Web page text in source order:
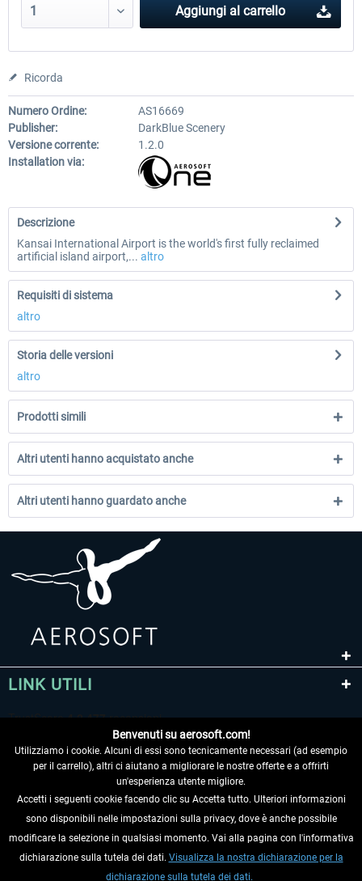
Aggiungi al carrello
Ricorda
Numero Ordine:
AS16669
Publisher:
DarkBlue Scenery
Versione corrente:
1.2.0
Installation via:
Descrizione
Kansai International Airport is the world's first fully reclaimed
artificial island airport,... altro
Requisiti di sistema
altro
Storia delle versioni
altro
Prodotti simili
Altri utenti hanno acquistato anche
Altri utenti hanno guardato anche
LINK UTILI
RECEDERE DAL CONTRATTO
INFORMAZIONI
Benvenuti su aerosoft.com!
Utilizziamo i cookie. Alcuni di essi sono tecnicamente necessari (ad esempio
per il carrello), altri ci aiutano a migliorare le nostre offerte e a offrirti
un'esperienza utente migliore.
Accetti i seguenti cookie facendo clic su Accetta tutto. Ulteriori informazioni
sono disponibili nelle impostazioni sulla privacy, dove è anche possibile
modificare la selezione in qualsiasi momento. Vai alla pagina con l'informativa
dichiarazione sulla tutela dei dati. Visualizza la nostra dichiarazione per la
dichiarazione sulla tutela dei dati.